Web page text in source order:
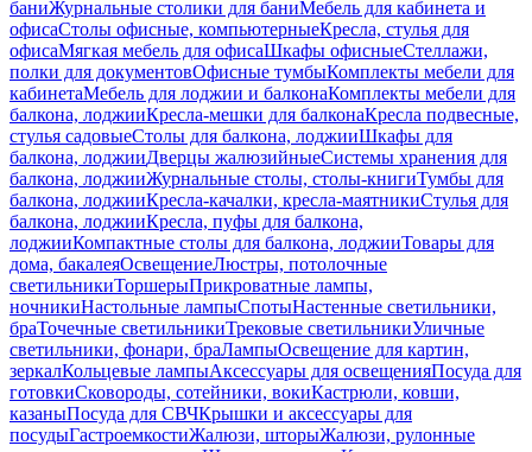
баниЖурнальные столики для баниМебель для кабинета и
офисаСтолы офисные, компьютерныеКресла, стулья для
офисаМягкая мебель для офисаШкафы офисныеСтеллажи,
полки для документовОфисные тумбыКомплекты мебели для
кабинетаМебель для лоджии и балконаКомплекты мебели для
балкона, лоджииКресла-мешки для балконаКресла подвесные,
стулья садовыеСтолы для балкона, лоджииШкафы для
балкона, лоджииДверцы жалюзийныеСистемы хранения для
балкона, лоджииЖурнальные столы, столы-книгиТумбы для
балкона, лоджииКресла-качалки, кресла-маятникиСтулья для
балкона, лоджииКресла, пуфы для балкона,
лоджииКомпактные столы для балкона, лоджииТовары для
дома, бакалеяОсвещениеЛюстры, потолочные
светильникиТоршерыПрикроватные лампы,
ночникиНастольные лампыСпотыНастенные светильники,
браТочечные светильникиТрековые светильникиУличные
светильники, фонари, браЛампыОсвещение для картин,
зеркалКольцевые лампыАксессуары для освещенияПосуда для
готовкиСковороды, сотейники, вокиКастрюли, ковши,
казаныПосуда для СВЧКрышки и аксессуары для
посудыГастроемкостиЖалюзи, шторыЖалюзи, рулонные